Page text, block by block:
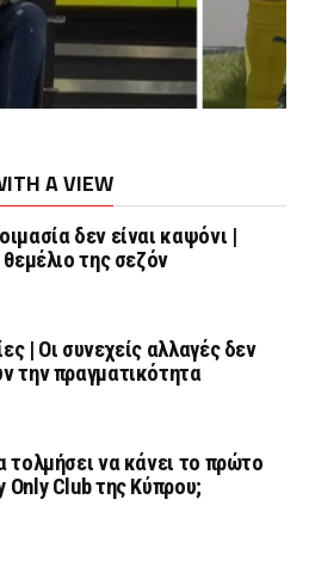
A VIEW
δεν είναι καψόνι |
θεμέλιο της σεζόν
| Οι συνεχείς αλλαγές δεν
την πραγματικότητα
τολμήσει να κάνει το πρώτο
Only Club της Κύπρου;